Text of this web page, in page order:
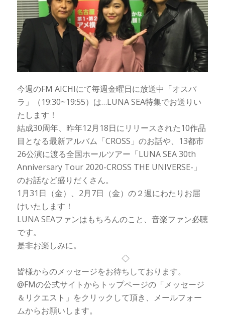
今週のFM AICHIにて毎週金曜日に放送中「オスパ
ラ」（19:30~19:55）は…LUNA SEA特集でお送りい
たします！
結成30周年、昨年12月18日にリリースされた10作品
目となる最新アルバム「CROSS」のお話や、13都市
26公演に渡る全国ホールツアー「LUNA SEA 30th
Anniversary Tour 2020-CROSS THE UNIVERSE-」
のお話など盛りだくさん。
1月31日（金）、2月7日（金）の２週にわたりお届
けいたします！
LUNA SEAファンはもちろんのこと、音楽ファン必聴
です。
是非お楽しみに。
◇
皆様からのメッセージをお待ちしております。
@FMの公式サイトからトップページの「メッセージ
＆リクエスト」をクリックして頂き、メールフォー
ムからお願いします。